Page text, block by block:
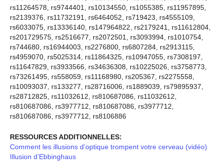
rs11264578, rs9744401, rs10134550, rs1055385, rs11957895,
rs2139376, rs11732191, rs6464052, rs719423, rs4555109,
rs6033075, rs13336140, rs147964822, rs2179241, rs11612804,
rs201729575, rs2516677, rs2072501, rs3093994, rs1010754,
rs744680, rs16944003, rs2276800, rs6807284, rs2913115,
rs4959070, rs5025314, rs11864325, rs10947055, rs7308197,
rs11647829, rs3933566, rs34636308, rs10225026, rs3758773,
rs73261495, rs558059, rs11168980, rs205367, rs2275558,
rs10093037, rs133277, rs28716006, rs1889039, rs79895937,
rs28712825, rs11032612, rs810687086, rs11032612,
rs810687086, rs3977712, rs810687086, rs3977712,
rs810687086, rs3977712, rs8106886
RESSOURCES ADDITIONNELLES:
Comment les illusions d’optique trompent votre cerveau (vidéo)
Illusion d’Ebbinghaus